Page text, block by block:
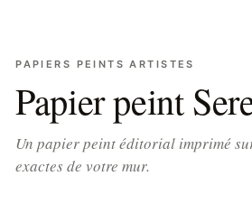
PAPIERS PEINTS ARTISTES
Papier peint
Un papier peint éditorial imprimé
exactes de votre mur.